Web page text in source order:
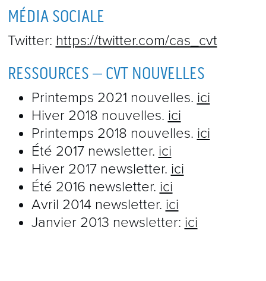
MÉDIA SOCIALE
Twitter: https://twitter.com/cas_cvt
RESSOURCES – CVT NOUVELLES
Printemps 2021 nouvelles. ici
Hiver 2018 nouvelles. ici
Printemps 2018 nouvelles. ici
Été 2017 newsletter. ici
Hiver 2017 newsletter. ici
Été 2016 newsletter. ici
Avril 2014 newsletter. ici
Janvier 2013 newsletter: ici